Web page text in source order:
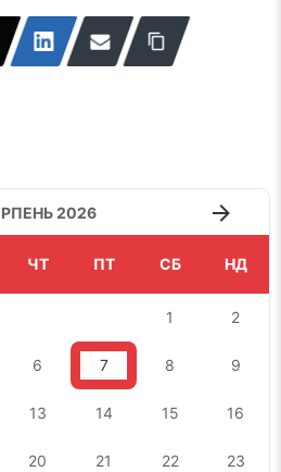
2026
ЧТ ПТ СБ НД
1 2
6 7 8 9
13 14 15 16
20 21 22 23